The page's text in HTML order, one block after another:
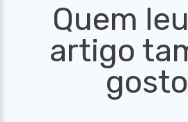
Quem
artigo